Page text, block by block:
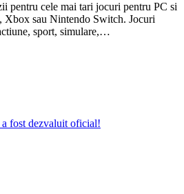
pentru cele mai tari jocuri pentru PC si
Xbox sau Nintendo Switch. Jocuri
sport, simulare,…
fost dezvaluit oficial!